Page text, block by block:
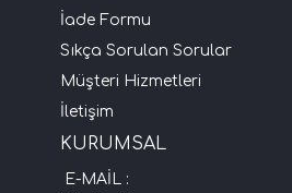
İade Formu
Sıkça Sorulan Sorular
Müşteri Hizmetleri
İletişim
KURUMSAL
E-MAİL :